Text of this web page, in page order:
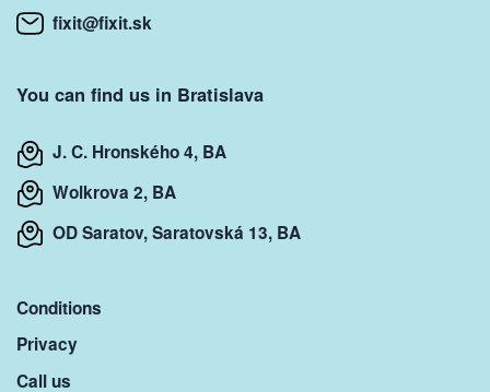
fixit@fixit.sk
You can find us in Bratislava
J. C. Hronského 4, BA
Wolkrova 2, BA
OD Saratov, Saratovská 13, BA
Conditions
Privacy
Call us